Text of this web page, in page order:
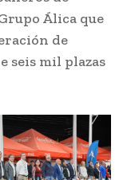
Álica que
de
seis mil plazas